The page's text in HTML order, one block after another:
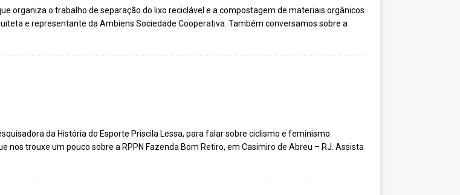
desmatamento ilegal na Mata Atlântica
com Araucárias nos estados do
organiza o trabalho de separação do lixo reciclável e a compostagem de materiais orgânicos
e representante da Ambiens Sociedade Cooperativa. Também conversamos sobre a
da História do Esporte Priscila Lessa, para falar sobre ciclismo e feminismo.
nos trouxe um pouco sobre a RPPN Fazenda Bom Retiro, em Casimiro de Abreu – RJ. Assista